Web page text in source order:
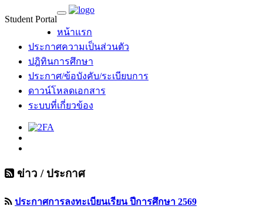
Student Portal
หน้าแรก
ประกาศความเป็นส่วนตัว
ปฎิทินการศึกษา
ประกาศ/ข้อบังคับ/ระเบียบการ
ดาวน์โหลดเอกสาร
ระบบที่เกี่ยวข้อง
ข่าว / ประกาศ
ประกาศการลงทะเบียนเรียน ปีการศึกษา 2569